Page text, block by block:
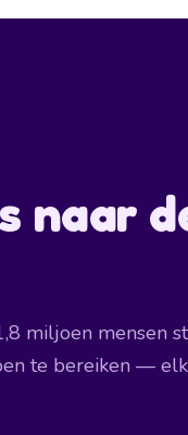
naar
miljoen mensen
te bereiken —